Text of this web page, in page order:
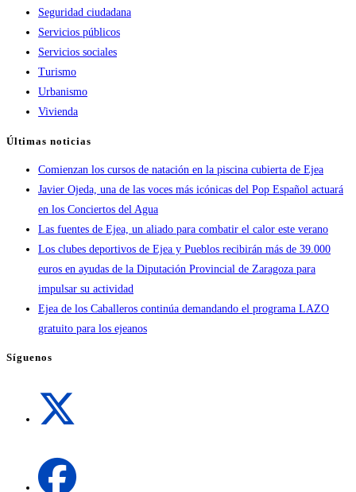
Seguridad ciudadana
Servicios públicos
Servicios sociales
Turismo
Urbanismo
Vivienda
Últimas noticias
Comienzan los cursos de natación en la piscina cubierta de Ejea
Javier Ojeda, una de las voces más icónicas del Pop Español actuará
en los Conciertos del Agua
Las fuentes de Ejea, un aliado para combatir el calor este verano
Los clubes deportivos de Ejea y Pueblos recibirán más de 39.000
euros en ayudas de la Diputación Provincial de Zaragoza para
impulsar su actividad
Ejea de los Caballeros continúa demandando el programa LAZO
gratuito para los ejeanos
Síguenos
pestaña
abre